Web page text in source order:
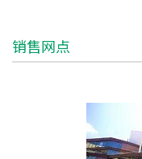
销售网点